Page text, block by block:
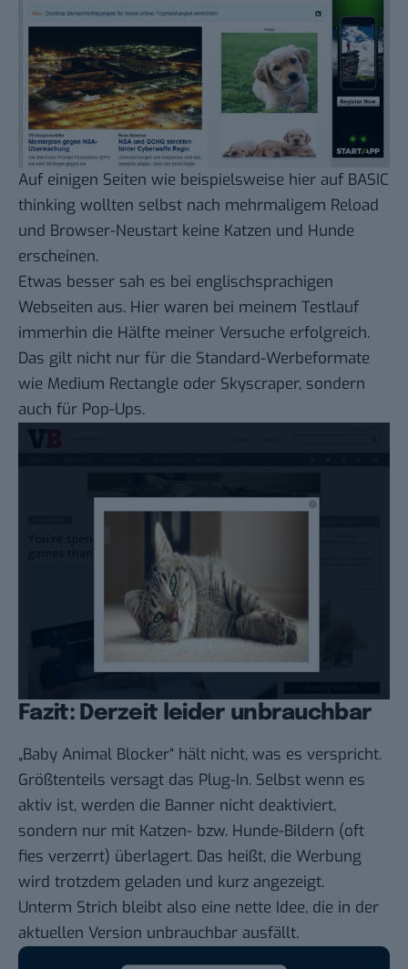
Auf einigen Seiten wie beispielsweise hier auf BASIC
thinking wollten selbst nach mehrmaligem Reload
und Browser-Neustart keine Katzen und Hunde
erscheinen.
Etwas besser sah es bei englischsprachigen
Webseiten aus. Hier waren bei meinem Testlauf
immerhin die Hälfte meiner Versuche erfolgreich.
Das gilt nicht nur für die Standard-Werbeformate
wie Medium Rectangle oder Skyscraper, sondern
auch für Pop-Ups.
Fazit: Derzeit leider unbrauchbar
„Baby Animal Blocker“ hält nicht, was es verspricht.
Größtenteils versagt das Plug-In. Selbst wenn es
aktiv ist, werden die Banner nicht deaktiviert,
sondern nur mit Katzen- bzw. Hunde-Bildern (oft
fies verzerrt) überlagert. Das heißt, die Werbung
wird trotzdem geladen und kurz angezeigt.
Unterm Strich bleibt also eine nette Idee, die in der
aktuellen Version unbrauchbar ausfällt.